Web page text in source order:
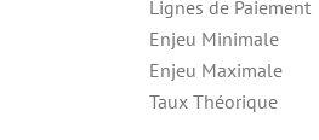
Lignes de Paiement
Enjeu Minimale
Enjeu Maximale
Taux Théorique